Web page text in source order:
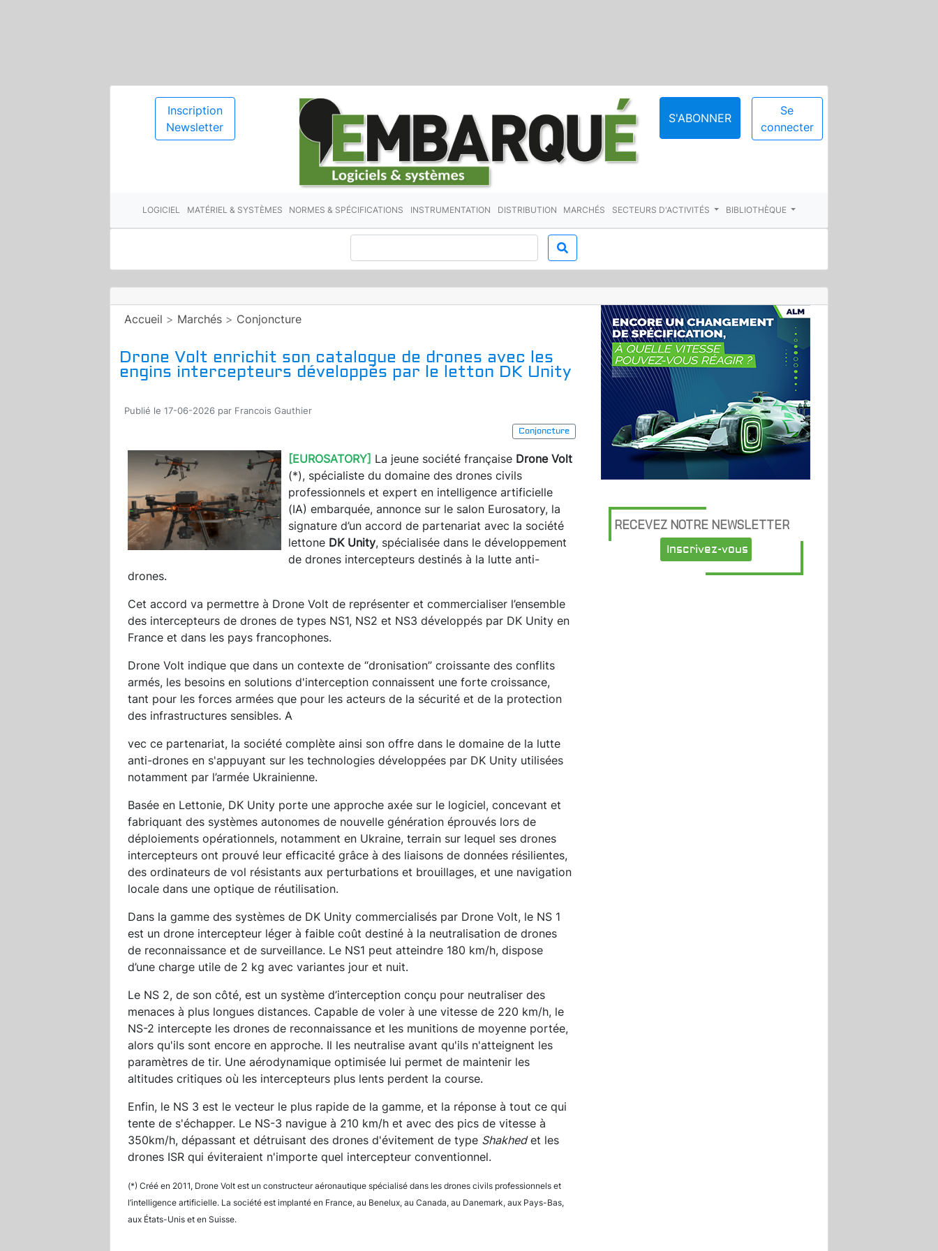
Inscription
Newsletter
S'ABONNER
Se
connecter
LOGICIEL MATÉRIEL & SYSTÈMES NORMES & SPÉCIFICATIONS INSTRUMENTATION DISTRIBUTION MARCHÉS SECTEURS D'ACTIVITÉS BIBLIOTHÈQUE
Accueil > Marchés > Conjoncture
Drone Volt enrichit son catalogue de drones avec les
engins intercepteurs développés par le letton DK Unity
Publié le 17-06-2026 par Francois Gauthier
Conjoncture
[EUROSATORY] La jeune société française Drone Volt
(*), spécialiste du domaine des drones civils
professionnels et expert en intelligence artificielle
(IA) embarquée, annonce sur le salon Eurosatory, la
signature d’un accord de partenariat avec la société
lettone DK Unity, spécialisée dans le développement
de drones intercepteurs destinés à la lutte anti-
drones.
Cet accord va permettre à Drone Volt de représenter et commercialiser l’ensemble
des intercepteurs de drones de types NS1, NS2 et NS3 développés par DK Unity en
France et dans les pays francophones.
Drone Volt indique que dans un contexte de “dronisation” croissante des conflits
armés, les besoins en solutions d'interception connaissent une forte croissance,
tant pour les forces armées que pour les acteurs de la sécurité et de la protection
des infrastructures sensibles. A
vec ce partenariat, la société complète ainsi son offre dans le domaine de la lutte
anti-drones en s'appuyant sur les technologies développées par DK Unity utilisées
notamment par l’armée Ukrainienne.
Basée en Lettonie, DK Unity porte une approche axée sur le logiciel, concevant et
fabriquant des systèmes autonomes de nouvelle génération éprouvés lors de
déploiements opérationnels, notamment en Ukraine, terrain sur lequel ses drones
intercepteurs ont prouvé leur efficacité grâce à des liaisons de données résilientes,
des ordinateurs de vol résistants aux perturbations et brouillages, et une navigation
locale dans une optique de réutilisation.
Dans la gamme des systèmes de DK Unity commercialisés par Drone Volt, le NS 1
est un drone intercepteur léger à faible coût destiné à la neutralisation de drones
de reconnaissance et de surveillance. Le NS1 peut atteindre 180 km/h, dispose
d’une charge utile de 2 kg avec variantes jour et nuit.
Le NS 2, de son côté, est un système d’interception conçu pour neutraliser des
menaces à plus longues distances. Capable de voler à une vitesse de 220 km/h, le
NS-2 intercepte les drones de reconnaissance et les munitions de moyenne portée,
alors qu'ils sont encore en approche. Il les neutralise avant qu'ils n'atteignent les
paramètres de tir. Une aérodynamique optimisée lui permet de maintenir les
altitudes critiques où les intercepteurs plus lents perdent la course.
Enfin, le NS 3 est le vecteur le plus rapide de la gamme, et la réponse à tout ce qui
tente de s'échapper. Le NS-3 navigue à 210 km/h et avec des pics de vitesse à
350km/h, dépassant et détruisant des drones d'évitement de type Shakhedet les
drones ISR qui éviteraient n'importe quel intercepteur conventionnel.
(*) Créé en 2011, Drone Volt est un constructeur aéronautique spécialisé dans les drones civils professionnels et
l’intelligence artificielle. La société est implanté en France, au Benelux, au Canada, au Danemark, aux Pays-Bas,
aux États-Unis et en Suisse.
RECEVEZ NOTRE NEWSLETTER
Inscrivez-vous